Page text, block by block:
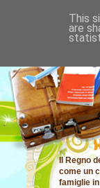
Il Regno
come un
famiglie
This
are